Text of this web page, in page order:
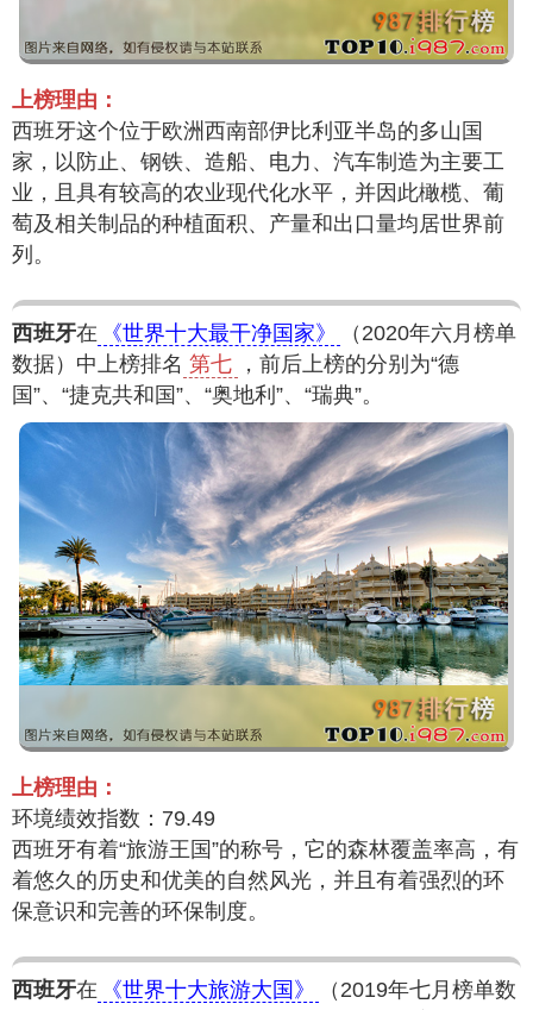
上榜理由：
西班牙这个位于欧洲西南部伊比利亚半岛的多山国
家，以防止、钢铁、造船、电力、汽车制造为主要工
业，且具有较高的农业现代化水平，并因此橄榄、葡
萄及相关制品的种植面积、产量和出口量均居世界前
列。
西班牙在 《世界十大最干净国家》
（2020年六月榜单
数据）中上榜排名 第七
，前后上榜的分别为“德
国”、“捷克共和国”、“奥地利”、“瑞典”。
上榜理由：
环境绩效指数：79.49
西班牙有着“旅游王国”的称号，它的森林覆盖率高，有
着悠久的历史和优美的自然风光，并且有着强烈的环
保意识和完善的环保制度。
西班牙在 《世界十大旅游大国》
（2019年七月榜单数